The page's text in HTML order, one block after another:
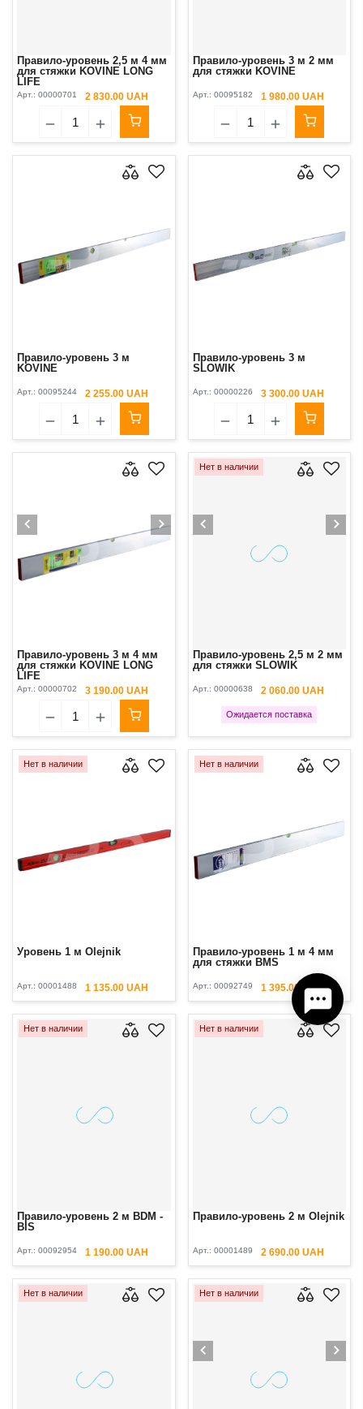
Правило-уровень 2,5 м 4 мм
для стяжки KOVINE LONG
LIFE
Арт.: 00000701 2 830.00 UAH
Правило-уровень 3 м 2 мм
для стяжки KOVINE
Арт.: 00095182 1 980.00 UAH
Правило-уровень 3 м
KOVINE
Арт.: 00095244 2 255.00 UAH
Правило-уровень 3 м
SLOWIK
Арт.: 00000226 3 300.00 UAH
Правило-уровень 3 м 4 мм
для стяжки KOVINE LONG
LIFE
Арт.: 00000702 3 190.00 UAH
Нет в наличии
Правило-уровень 2,5 м 2 мм
для стяжки SLOWIK
Арт.: 00000638 2 060.00 UAH
Ожидается поставка
Нет в наличии
Уровень 1 м Olejnik
Арт.: 00001488 1 135.00 UAH
Нет в наличии
Правило-уровень 1 м 4 мм
для стяжки BMS
Арт.: 00092749 1 395.00 UAH
Нет в наличии
Правило-уровень 2 м BDM -
BIS
Арт.: 00092954 1 190.00 UAH
Нет в наличии
Правило-уровень 2 м Olejnik
Арт.: 00001489 2 690.00 UAH
Нет в наличии Нет в наличии